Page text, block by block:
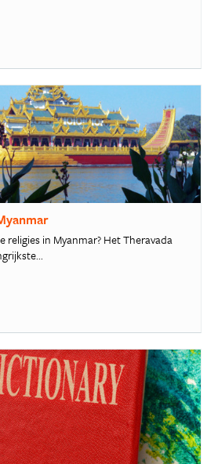
religies in Myanmar? Het Theravada